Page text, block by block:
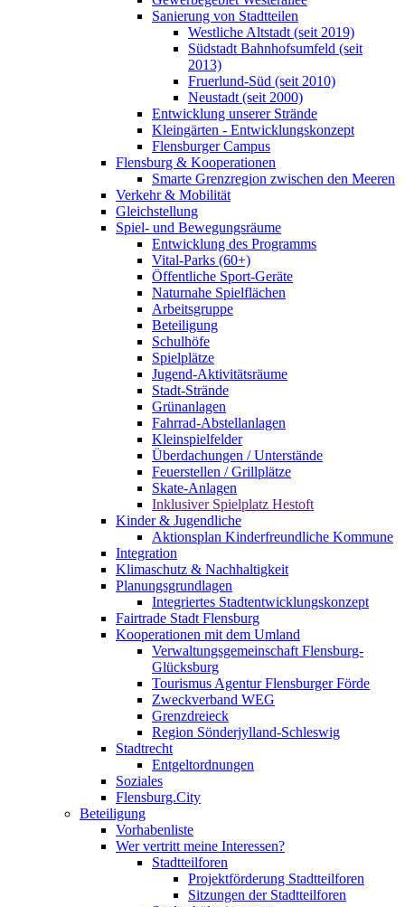
Sanierung von Stadtteilen
Westliche Altstadt (seit 2019)
Südstadt Bahnhofsumfeld (seit
2013)
Fruerlund-Süd (seit 2010)
Neustadt (seit 2000)
Entwicklung unserer Strände
Kleingärten - Entwicklungskonzept
Flensburger Campus
Flensburg & Kooperationen
Smarte Grenzregion zwischen den Meeren
Verkehr & Mobilität
Gleichstellung
Spiel- und Bewegungsräume
Entwicklung des Programms
Vital-Parks (60+)
Öffentliche Sport-Geräte
Naturnahe Spielflächen
Arbeitsgruppe
Beteiligung
Schulhöfe
Spielplätze
Jugend-Aktivitätsräume
Stadt-Strände
Grünanlagen
Fahrrad-Abstellanlagen
Kleinspielfelder
Überdachungen / Unterstände
Feuerstellen / Grillplätze
Skate-Anlagen
Inklusiver Spielplatz Hestoft
Kinder & Jugendliche
Aktionsplan Kinderfreundliche Kommune
Integration
Klimaschutz & Nachhaltigkeit
Planungsgrundlagen
Integriertes Stadtentwicklungskonzept
Fairtrade Stadt Flensburg
Kooperationen mit dem Umland
Verwaltungsgemeinschaft Flensburg-
Glücksburg
Tourismus Agentur Flensburger Förde
Zweckverband WEG
Grenzdreieck
Region Sönderjylland-Schleswig
Stadtrecht
Entgeltordnungen
Soziales
Flensburg.City
Beteiligung
Vorhabenliste
Wer vertritt meine Interessen?
Stadtteilforen
Projektförderung Stadtteilforen
Sitzungen der Stadtteilforen